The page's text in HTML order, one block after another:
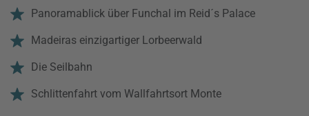
Panoramablick über Funchal im Reid´s Palace
Madeiras einzigartiger Lorbeerwald
Die Seilbahn
Schlittenfahrt vom Wallfahrtsort Monte